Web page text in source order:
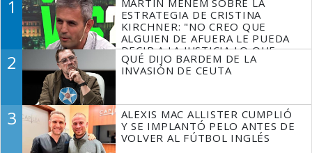
1
ESTRATEGIA DE CRISTINA
KIRCHNER: "NO CREO QUE
ALGUIEN DE AFUERA LE PUEDA
DECIR A LA JUSTICIA LO QUE
TIENE QUE HACER"
2
QUÉ DIJO BARDEM DE LA
INVASIÓN DE CEUTA
3
ALEXIS MAC ALLISTER CUMPLIÓ
Y SE IMPLANTÓ PELO ANTES DE
VOLVER AL FÚTBOL INGLÉS